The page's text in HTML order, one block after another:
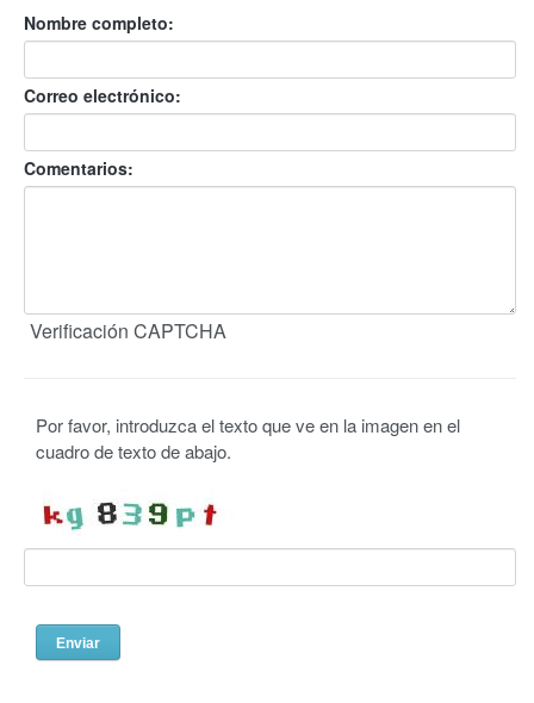
Nombre completo:
Correo electrónico:
Comentarios:
Verificación CAPTCHA
Por favor, introduzca el texto que ve en la imagen en el
cuadro de texto de abajo.